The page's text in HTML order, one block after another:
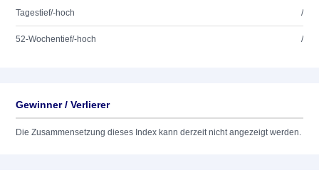
Tagestief/-hoch /
52-Wochentief/-hoch /
Gewinner / Verlierer
Die Zusammensetzung dieses Index kann derzeit nicht angezeigt werden.